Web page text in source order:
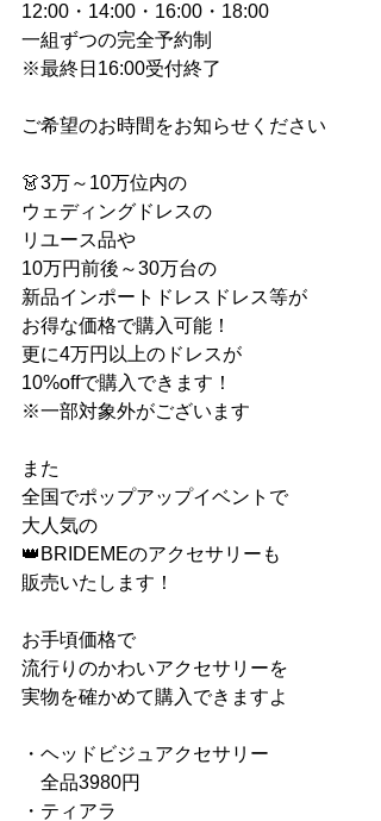
12:00・14:00・16:00・18:00
一組ずつの完全予約制
※最終日16:00受付終了
ご希望のお時間をお知らせください
👗3万～10万位内の
ウェディングドレスの
リユース品や
10万円前後～​30万台の
新品インポートドレスドレス等が
お得な価格で購入可能！
更に4万円以上のドレスが
10%offで購入できます！
​※一部対象外がございます
また
全国でポップアップイベントで
大人気の
👑BRIDEMEのアクセサリーも
販売いたします！
お手頃価格で
流行りのかわいアクセサリーを
実物を確かめて購入できますよ
・ヘッドビジュアクセサリー
全品3980円
・ティアラ